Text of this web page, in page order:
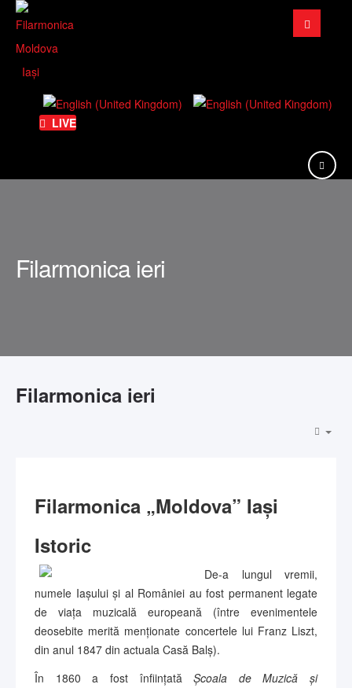
Căutare
...
LIVE
Filarmonica ieri
Filarmonica ieri
Filarmonica „Moldova” Iași
Istoric
De-a lungul vremii,
numele Iașului și al României au fost permanent legate
de viața muzicală europeană (între evenimentele
deosebite merită menționate concertele lui Franz Liszt,
din anul 1847 din actuala Casă Balș).
În 1860 a fost înființatăȘcoala de Muzică și